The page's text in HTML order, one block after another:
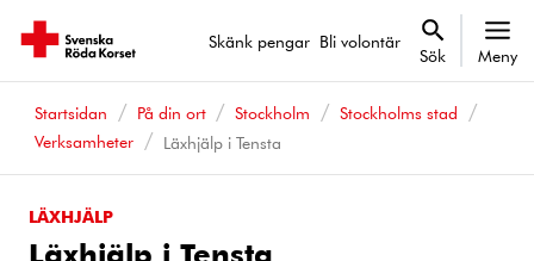
Skänk pengar Bli volontär
Sök Meny
Startsidan På din ort Stockholm
Stockholms stad
Verksamheter
Läxhjälp i Tensta
LÄXHJÄLP
Läxhjälp i Tensta